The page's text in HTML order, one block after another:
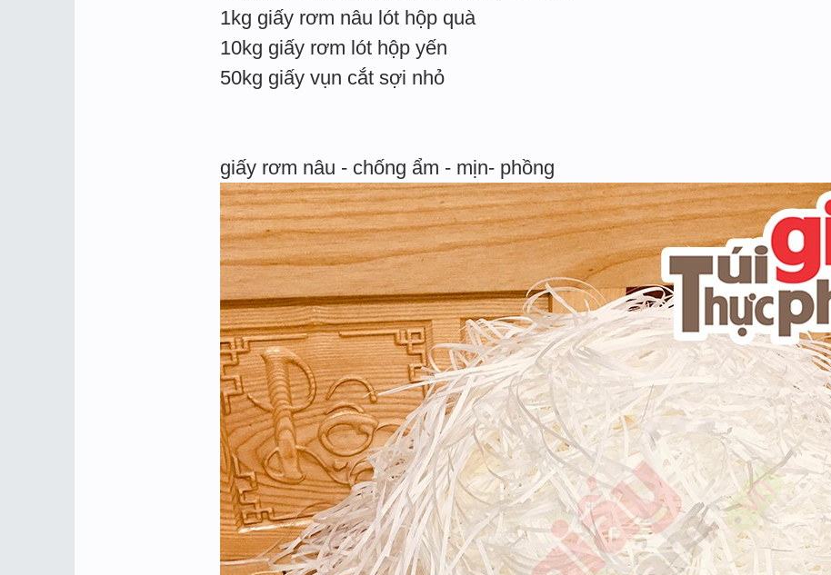
1kg giấy rơm nâu lót hộp quà
10kg giấy rơm lót hộp yến
50kg giấy vụn cắt sợi nhỏ
giấy rơm nâu - chống ẩm - mịn- phồng